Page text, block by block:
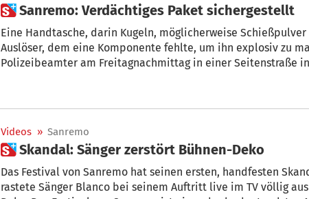
 Sanremo: Verdächtiges Paket sichergestellt
Eine Handtasche, darin Kugeln, möglicherweise
Auslöser, dem eine Komponente fehlte, um ihn explosiv zu
Polizeibeamter am Freitagnachmittag in einer Seitenstraße
Videos » Sanremo
 Skandal: Sänger zerstört Bühnen-Deko
Das Festival von Sanremo hat seinen ersten, handfesten
rastete Sänger Blanco bei seinem Auftritt live im TV völlig